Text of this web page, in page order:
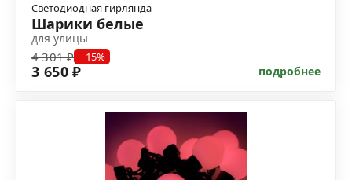
Светодиодная гирлянда
Шарики белые
для улицы
4 301 ₽ −15%
3 650 ₽ подробнее